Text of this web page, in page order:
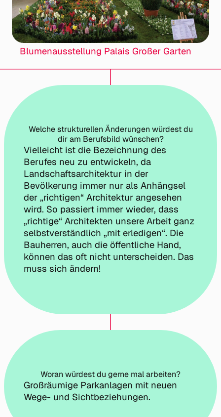
Blumenausstellung Palais Großer Garten
Welche strukturellen Änderungen würdest du
dir am Berufsbild wünschen?
Vielleicht ist die Bezeichnung des
Berufes neu zu entwickeln, da
Landschaftsarchitektur in der
Bevölkerung immer nur als Anhängsel
der „richtigen“ Architektur angesehen
wird. So passiert immer wieder, dass
„richtige“ Architekten unsere Arbeit ganz
selbstverständlich „mit erledigen“. Die
Bauherren, auch die öffentliche Hand,
können das oft nicht unterscheiden. Das
muss sich ändern!
Woran würdest du gerne mal arbeiten?
Großräumige Parkanlagen mit neuen
Wege- und Sichtbeziehungen.